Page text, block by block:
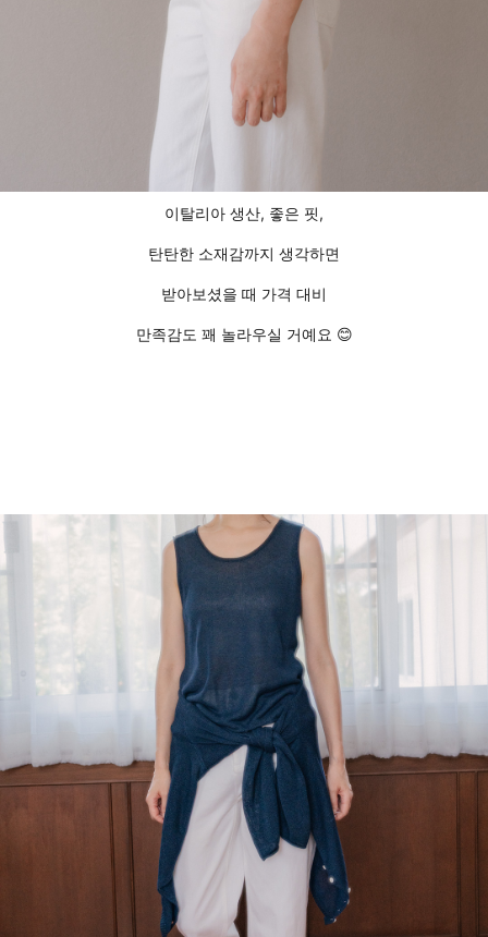
이탈리아 생산, 좋은 핏,
탄탄한 소재감까지 생각하면
받아보셨을 때 가격 대비
만족감도 꽤 놀라우실 거예요 😊